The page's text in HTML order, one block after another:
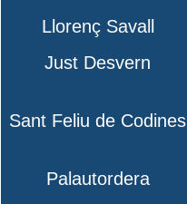
Llorenç Savall
Just Desvern
Sant Feliu de Codines
Palautordera